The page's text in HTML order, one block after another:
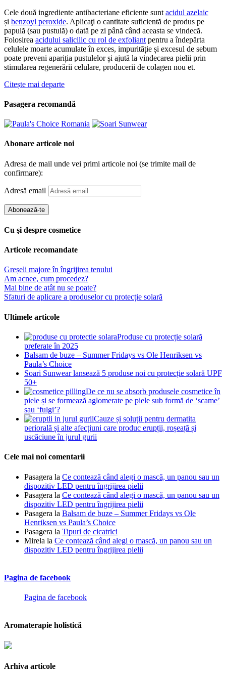
Cele două ingrediente antibacteriane eficiente sunt acidul azelaic
și benzoyl peroxide. Aplicaţi o cantitate suficientă de produs pe
papulă (sau pustulă) o dată pe zi până când aceasta se vindecă.
Folosirea acidului salicilic cu rol de exfoliant pentru a îndepărta
celulele moarte acumulate în exces, impurităție și excesul de sebum
poate preveni apariția pustulelor și ajută la vindecarea pielii prin
stimularea regenerării celulare, producerii de colagen nou et.
Citește mai departe
Pasagera recomandă
Abonare articole noi
Adresa de mail unde vei primi articole noi (se trimite mail de
confirmare):
Adresă email
Abonează-te
Cu şi despre cosmetice
Articole recomandate
Greșeli majore în îngrijirea tenului
Am acnee, cum procedez?
Mai bine de atât nu se poate?
Sfaturi de aplicare a produselor cu protecție solară
Ultimele articole
Produse cu protecție solară
preferate în 2025
Balsam de buze – Summer Fridays vs Ole Henriksen vs
Paula’s Choice
Soari Sunwear lansează 5 produse noi cu protecție solară UPF
50+
De ce nu se absorb produsele cosmetice în
piele și se formează aglomerate pe piele sub formă de ‘scame’
sau ‘fulgi’?
Cauze și soluții pentru dermatita
periorală și alte afecțiuni care produc erupții, roșeață și
uscăciune în jurul gurii
Cele mai noi comentarii
Pasagera la Ce contează când alegi o mască, un panou sau un
dispozitiv LED pentru îngrijirea pielii
Pasagera la Ce contează când alegi o mască, un panou sau un
dispozitiv LED pentru îngrijirea pielii
Pasagera la Balsam de buze – Summer Fridays vs Ole
Henriksen vs Paula’s Choice
Pasagera la Tipuri de cicatrici
Mirela la Ce contează când alegi o mască, un panou sau un
dispozitiv LED pentru îngrijirea pielii
Pagina de facebook
Pagina de facebook
Aromaterapie holistică
Arhiva articole